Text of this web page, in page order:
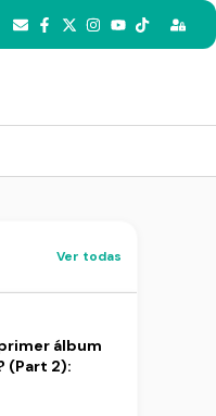
Ver todas
álbum
(Part 2):